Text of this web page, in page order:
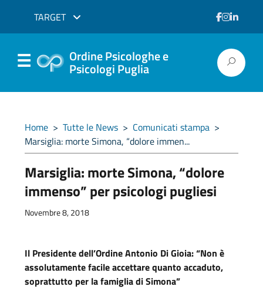
TARGET
Ordine Psicologhe e
Psicologi Puglia
Home > Tutte le News > Comunicati stampa >
Marsiglia: morte Simona, “dolore immen...
Marsiglia: morte Simona, “dolore
immenso” per psicologi pugliesi
Novembre 8, 2018
Il Presidente dell’Ordine Antonio Di Gioia: “Non è
assolutamente facile accettare quanto accaduto,
soprattutto per la famiglia di Simona”